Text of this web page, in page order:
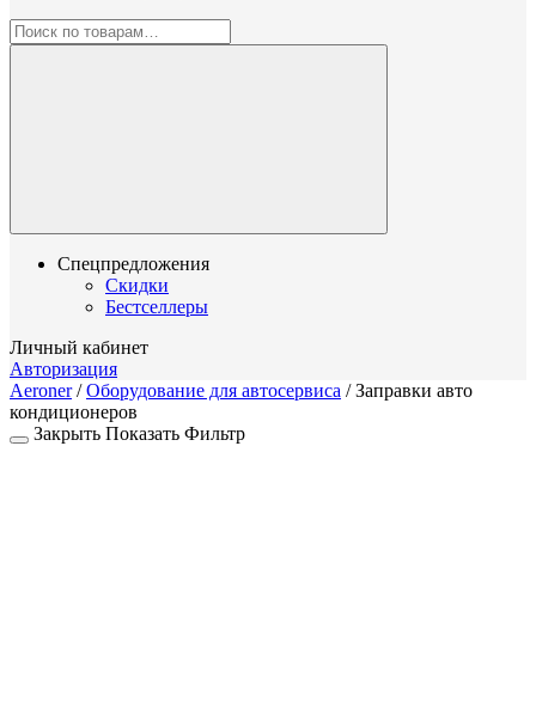
Спецпредложения
Скидки
Бестселлеры
Личный кабинет
Авторизация
Aeroner/Оборудование для автосервиса /Заправки авто
кондиционеров
Закрыть Показать Фильтр